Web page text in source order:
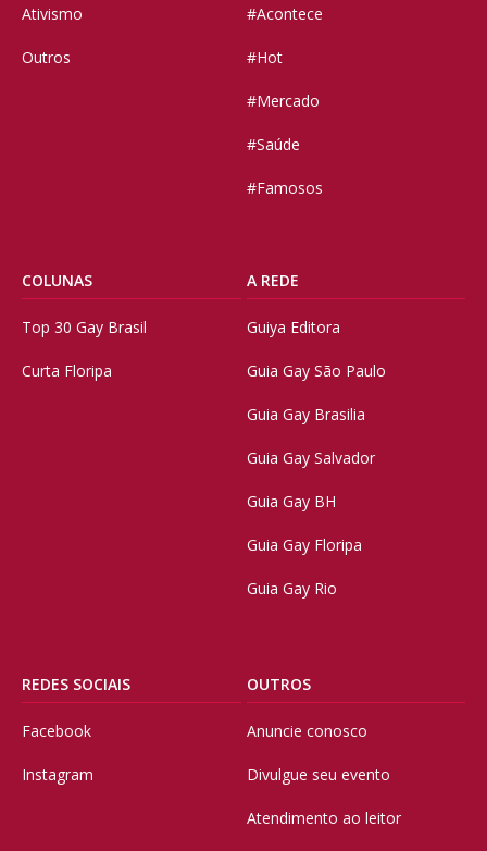
Ativismo
Outros
#Acontece
#Hot
#Mercado
#Saúde
#Famosos
COLUNAS
Top 30 Gay Brasil
Curta Floripa
A REDE
Guiya Editora
Guia Gay São Paulo
Guia Gay Brasilia
Guia Gay Salvador
Guia Gay BH
Guia Gay Floripa
Guia Gay Rio
REDES SOCIAIS
Facebook
Instagram
OUTROS
Anuncie conosco
Divulgue seu evento
Atendimento ao leitor